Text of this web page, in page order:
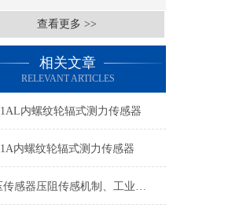
查看更多 >>
相关文章
RELEVANT ARTICLES
内螺纹轮辐式测力传感器
内螺纹轮辐式测力传感器
油压传感器压阻传感机制、工业工况适配与标准化运维管理